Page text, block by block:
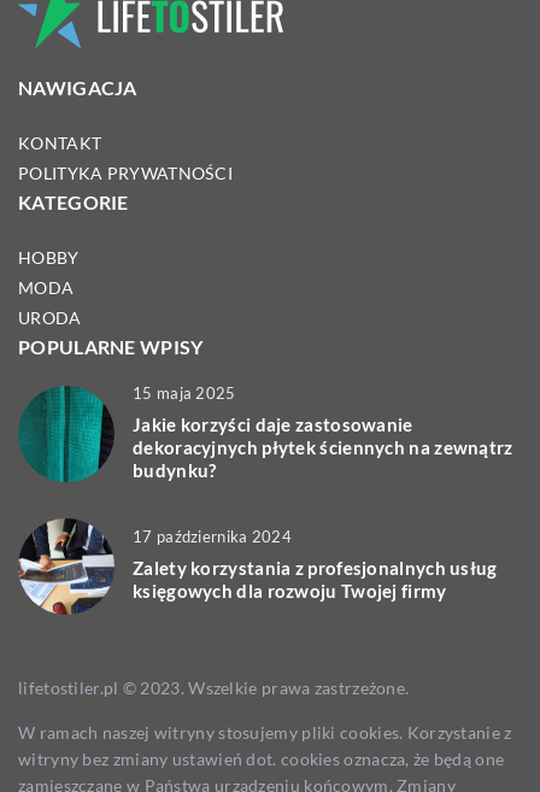
NAWIGACJA
KONTAKT
POLITYKA PRYWATNOŚCI
KATEGORIE
HOBBY
MODA
URODA
POPULARNE WPISY
15 maja 2025
Jakie korzyści daje zastosowanie
dekoracyjnych płytek ściennych na zewnątrz
budynku?
17 października 2024
Zalety korzystania z profesjonalnych usług
księgowych dla rozwoju Twojej firmy
lifetostiler.pl © 2023. Wszelkie prawa zastrzeżone.
W ramach naszej witryny stosujemy pliki cookies. Korzystanie z
witryny bez zmiany ustawień dot. cookies oznacza, że będą one
zamieszczane w Państwa urządzeniu końcowym. Zmiany